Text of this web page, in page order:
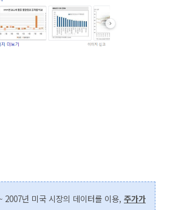
2007년 미국 시장의 데이터를 이용, 주가가